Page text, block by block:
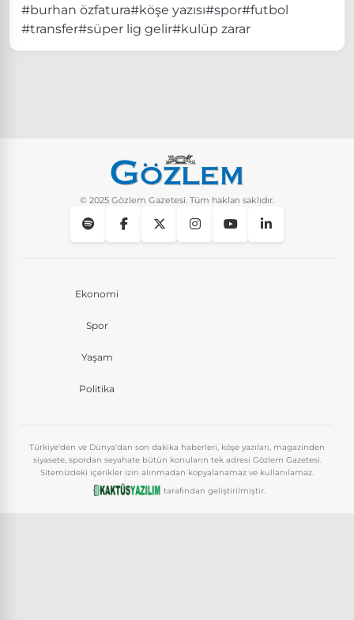
#burhan özfatura#köşe yazısı#spor#futbol
#transfer#süper lig gelir#kulüp zarar
© 2025 Gözlem Gazetesi. Tüm hakları saklıdır.
Ekonomi
Spor
Yaşam
Politika
Türkiye'den ve Dünya'dan son dakika haberleri, köşe yazıları, magazinden
siyasete, spordan seyahate bütün konuların tek adresi Gözlem Gazetesi.
Sitemizdeki içerikler izin alınmadan kopyalanamaz ve kullanılamaz.
tarafından geliştirilmiştir.